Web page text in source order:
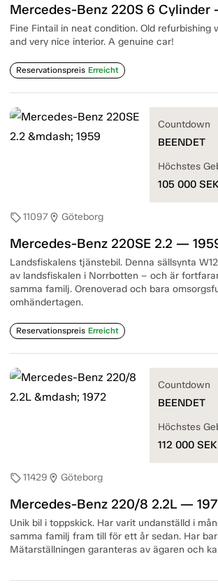
Mercedes-Benz 220S 6 Cylinder
Fine Fintail in neat condition. Old refurbishing
and very nice interior. A genuine car!
Reservationspreis Erreicht
sell11097location_on Göteborg
Mercedes-Benz 220SE 2.2 —
Landsfiskalens tjänstebil. Denna sällsynta
av landsfiskalen i Norrbotten – och är
samma familj. Orenoverad och bara
omhändertagen.
Reservationspreis Erreicht
Countdown
BEENDET
Höchstes
105 000 SEK
sell11429 location_on Göteborg
Mercedes-Benz 220/8 2.2L —
Unik bil i toppskick. Har varit undanställd i
samma familj fram till för ett år sedan. Har
Mätarställningen garanteras av ägaren och
Countdown
BEENDET
Höchstes
112 000 SEK